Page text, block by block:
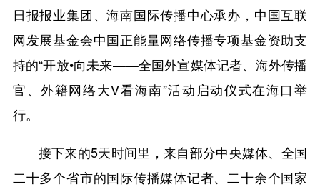
日报报业集团、海南国际传播中心承办，中国互联
网发展基金会中国正能量网络传播专项基金资助支
持的“开放•向未来——全国外宣媒体记者、海外传播
官、外籍网络大V看海南”活动启动仪式在海口举
行。
接下来的5天时间里，来自部分中央媒体、全国
二十多个省市的国际传播媒体记者、二十余个国家